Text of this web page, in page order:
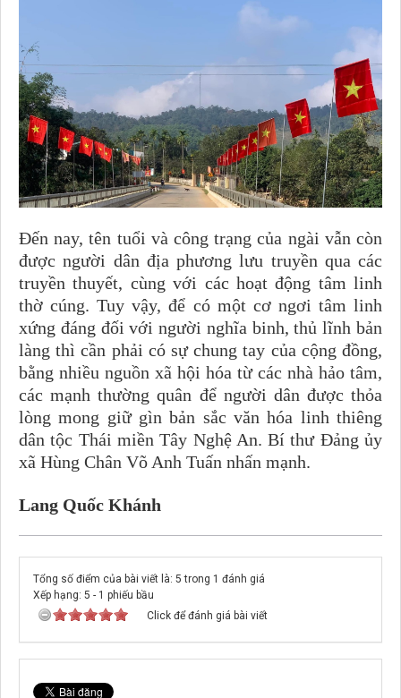
Đến nay, tên tuổi và công trạng của ngài vẫn còn
được người dân địa phương lưu truyền qua các
truyền thuyết, cùng với các hoạt động tâm linh
thờ cúng. Tuy vậy, để có một cơ ngơi tâm linh
xứng đáng đối với người nghĩa binh, thủ lĩnh bản
làng thì cần phải có sự chung tay của cộng đồng,
bằng nhiều nguồn xã hội hóa từ các nhà hảo tâm,
các mạnh thường quân để người dân được thỏa
lòng mong giữ gìn bản sắc văn hóa linh thiêng
dân tộc Thái miền Tây Nghệ An. Bí thư Đảng ủy
xã Hùng Chân Võ Anh Tuấn nhấn mạnh.
Lang Quốc Khánh
Tổng số điểm của bài viết là: 5 trong 1 đánh giá
Xếp hạng: 5 - 1 phiếu bầu
Click để đánh giá bài viết